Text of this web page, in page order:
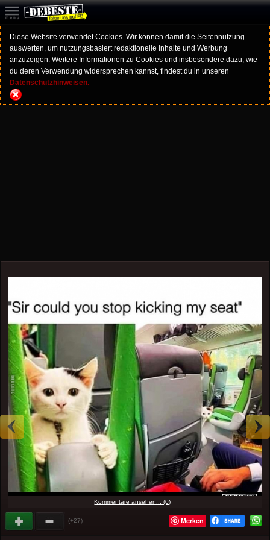
Diese Website verwendet Cookies. Wir können damit die Seitennutzung
auswerten, um nutzungsbasiert redaktionelle Inhalte und Werbung
anzuzeigen. Weitere Informationen zu Cookies und insbesondere dazu, wie
du deren Verwendung widersprechen kannst, findest du in unseren
Datenschutzhinweisen.
Kommentare ansehen... (0)
(+27) Merken